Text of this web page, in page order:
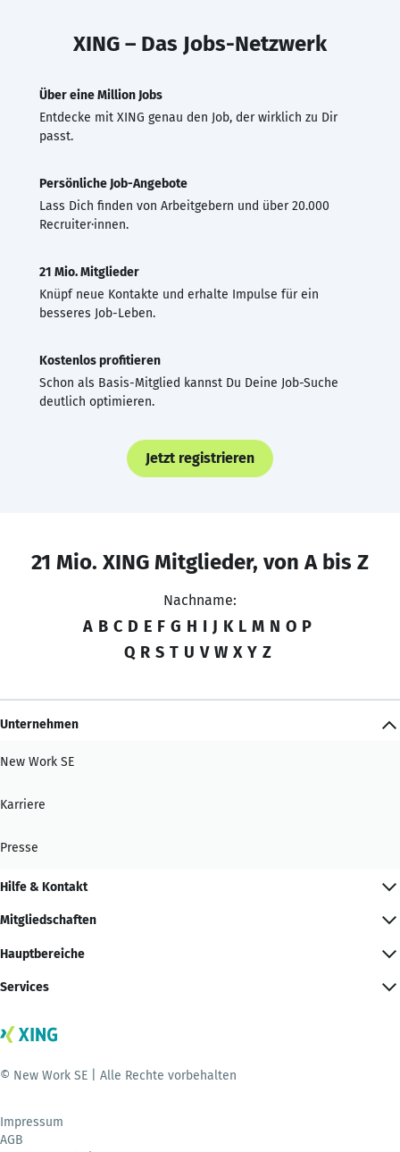
XING – Das Jobs-Netzwerk
Über eine Million Jobs
Entdecke mit XING genau den Job, der wirklich zu Dir
passt.
Persönliche Job-Angebote
Lass Dich finden von Arbeitgebern und über 20.000
Recruiter·innen.
21 Mio. Mitglieder
Knüpf neue Kontakte und erhalte Impulse für ein
besseres Job-Leben.
Kostenlos profitieren
Schon als Basis-Mitglied kannst Du Deine Job-Suche
deutlich optimieren.
Jetzt registrieren
21 Mio. XING Mitglieder, von A bis Z
Nachname:
A B C D E F G H I J K L M N O P
Q R S T U V W X Y Z
Unternehmen
New Work SE
Karriere
Presse
Hilfe & Kontakt
Mitgliedschaften
Hauptbereiche
Services
© New Work SE | Alle Rechte vorbehalten
Impressum
AGB